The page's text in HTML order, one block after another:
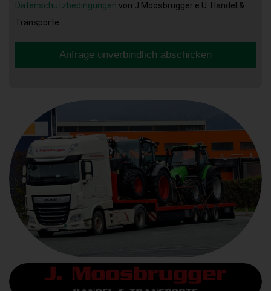
Datenschutzbedingungen von J.Moosbrugger e.U. Handel &
Transporte.
Anfrage unverbindlich abschicken